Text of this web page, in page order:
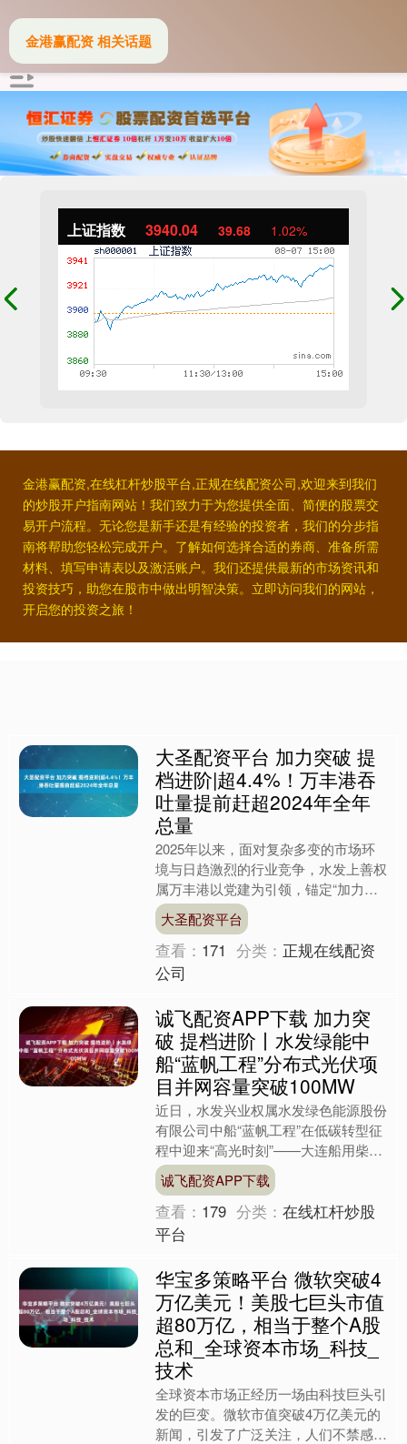
上证指数 3940.04 39.68 1.02%
金港赢配资,在线杠杆炒股平台,正规在线配资公司,欢迎来到我们
的炒股开户指南网站！我们致力于为您提供全面、简便的股票交
易开户流程。无论您是新手还是有经验的投资者，我们的分步指
南将帮助您轻松完成开户。了解如何选择合适的券商、准备所需
材料、填写申请表以及激活账户。我们还提供最新的市场资讯和
投资技巧，助您在股市中做出明智决策。立即访问我们的网站，
开启您的投资之旅！
金港赢配资 相关话题
大圣配资平台 加力突破 提
档进阶|超4.4%！万丰港吞
吐量提前赶超2024年全年
总量
2025年以来，面对复杂多变的市场环
境与日趋激烈的行业竞争，水发上善权
属万丰港以党建为引领，锚定“加力突
破、提档进阶”总基调，多向发力，货
物吞吐量呈现强劲增长态....
大圣配资平台
查看： 171 分类： 正规在线配资
公司
诚飞配资APP下载 加力突
破 提档进阶丨水发绿能中
船“蓝帆工程”分布式光伏项
目并网容量突破100MW
近日，水发兴业权属水发绿色能源股份
有限公司中船“蓝帆工程”在低碳转型征
程中迎来“高光时刻”——大连船用柴油
机有限公司1.6167MW屋顶分布式光伏
项目逆变器成功....
诚飞配资APP下载
查看： 179 分类：在线杠杆炒股
平台
华宝多策略平台 微软突破4
万亿美元！美股七巨头市值
超80万亿，相当于整个A股
总和_全球资本市场_科技_
技术
全球资本市场正经历一场由科技巨头引
发的巨变。微软市值突破4万亿美元的
新闻，引发了广泛关注，人们不禁感叹